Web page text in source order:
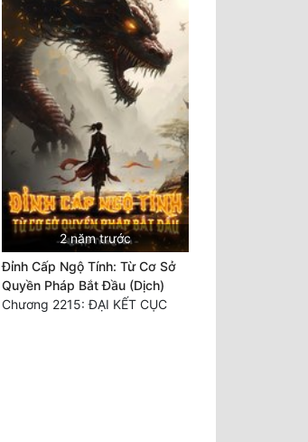
2 năm trước
Đỉnh Cấp Ngộ Tính: Từ Cơ Sở
Quyền Pháp Bắt Đầu (Dịch)
Chương 2215: ĐẠI KẾT CỤC